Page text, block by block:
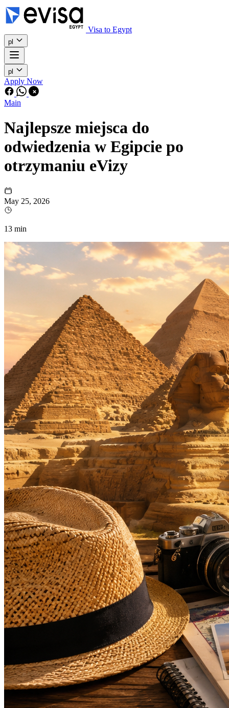
Visa to Egypt
pl
pl
Apply Now
Main
Najlepsze miejsca do
odwiedzenia w Egipcie po
otrzymaniu eVizy
May 25, 2026
13 min